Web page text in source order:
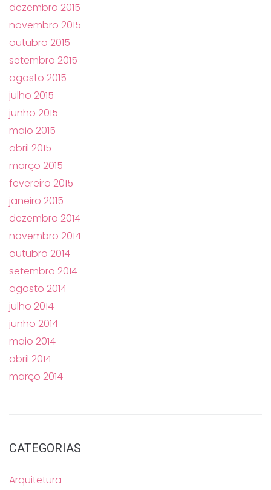
dezembro 2015
novembro 2015
outubro 2015
setembro 2015
agosto 2015
julho 2015
junho 2015
maio 2015
abril 2015
março 2015
fevereiro 2015
janeiro 2015
dezembro 2014
novembro 2014
outubro 2014
setembro 2014
agosto 2014
julho 2014
junho 2014
maio 2014
abril 2014
março 2014
CATEGORIAS
Arquitetura